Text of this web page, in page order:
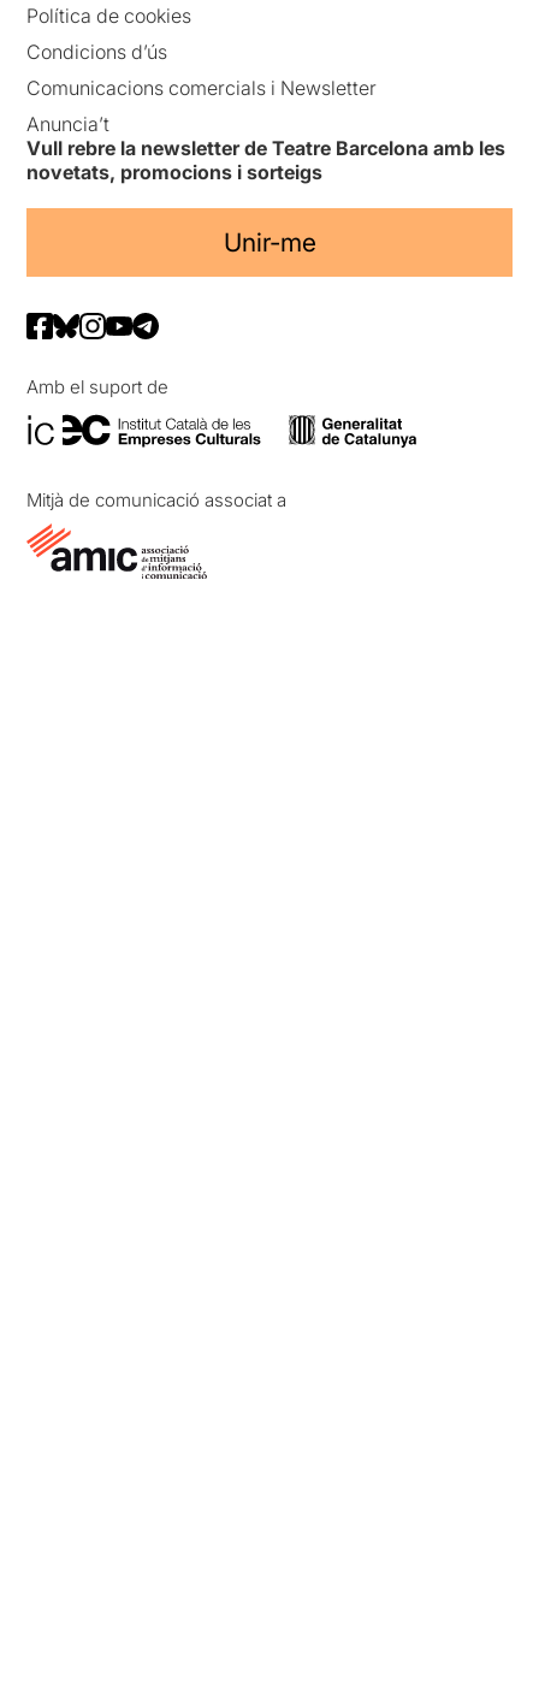
Política de cookies
Condicions d’ús
Comunicacions comercials i Newsletter
Anuncia’t
Vull rebre la newsletter de Teatre Barcelona amb les
novetats, promocions i sorteigs
Unir-me
Amb el suport de
Mitjà de comunicació associat a